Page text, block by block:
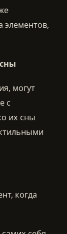
элементов,
могут
с
их сны
когда